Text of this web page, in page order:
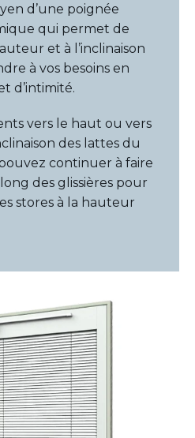
d’une poignée
qui permet de
et à l’inclinaison
à vos besoins en
d’intimité.
vers le haut ou vers
des lattes du
continuer à faire
des glissières pour
stores à la hauteur